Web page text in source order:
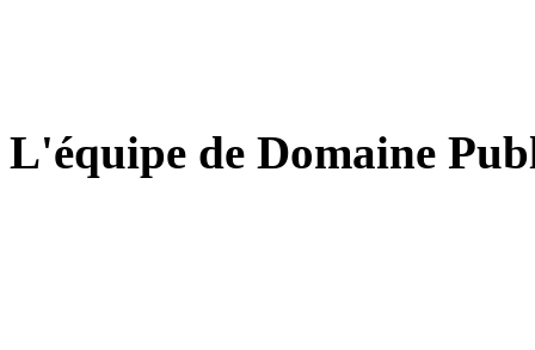
L'équipe de Domaine